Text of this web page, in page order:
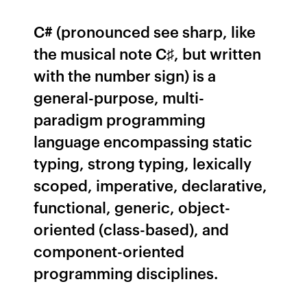
C# (pronounced see sharp, like
the musical note C♯, but written
with the number sign) is a
general-purpose, multi-
paradigm programming
language encompassing static
typing, strong typing, lexically
scoped, imperative, declarative,
functional, generic, object-
oriented (class-based), and
component-oriented
programming disciplines.